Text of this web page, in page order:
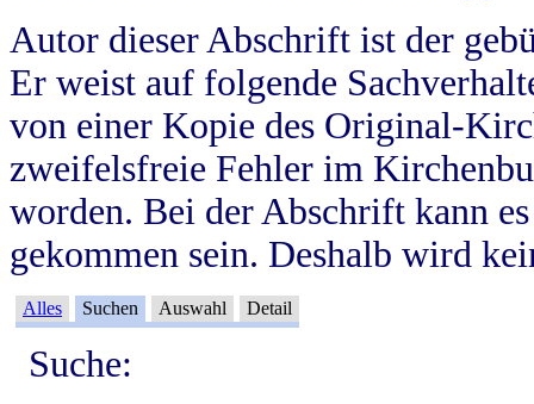
Autor dieser Abschrift ist der
Er weist auf folgende
von einer Kopie des Original-
zweifelsfreie Fehler im
worden. Bei der Abschrift kann
gekommen sein. Deshalb wird
Alles Suchen Auswahl Detail
Suche: